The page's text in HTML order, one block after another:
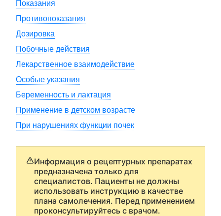
Показания
Противопоказания
Дозировка
Побочные действия
Лекарственное взаимодействие
Особые указания
Беременность и лактация
Применение в детском возрасте
При нарушениях функции почек
Информация о рецептурных препаратах
предназначена только для
специалистов. Пациенты не должны
использовать инструкцию в качестве
плана самолечения. Перед применением
проконсультируйтесь с врачом.